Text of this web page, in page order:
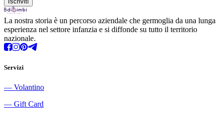
La nostra storia è un percorso aziendale che germoglia da una lunga
esperienza nel settore infanzia e si diffonde su tutto il territorio
nazionale.
Servizi
― Volantino
― Gift Card